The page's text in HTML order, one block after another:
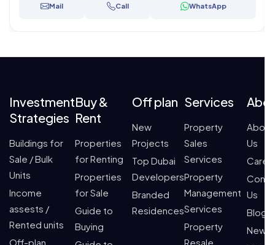
Mail Call WhatsApp
Investment
Strategies
Buildings for
Sale / Bulk
Units
Income
assests /
Rented units
Off-plan
Buy &
Rent
Properties
for Renting
Properties
for Sale
Guide to
Buying
Off plan
New
Projects
Top Dubai
Developers
Branded
Residences
Services
Property
Sales
Services
Property
Management
Services
Property
Resale
About
Us
Us
Blogs
News